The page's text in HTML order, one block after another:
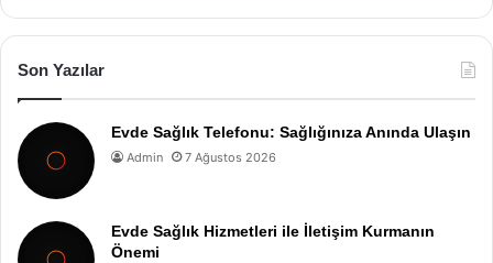
Son Yazılar
Evde Sağlık Telefonu: Sağlığınıza Anında Ulaşın
Admin 7 Ağustos 2026
Evde Sağlık Hizmetleri ile İletişim Kurmanın
Önemi